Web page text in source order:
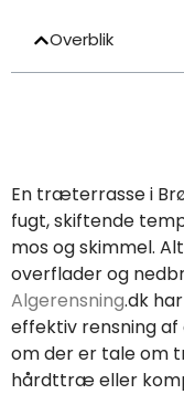
Overblik
En træterrasse i
fugt, skiftende
mos og skimmel.
overflader og
Algerensning.dk
effektiv rensning
om der er tale
hårdttræ eller